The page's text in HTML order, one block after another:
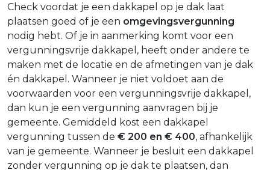
Check voordat je een dakkapel op je dak laat
plaatsen goed of je een omgevingsvergunning
nodig hebt. Of je in aanmerking komt voor een
vergunningsvrije dakkapel, heeft onder andere te
maken met de locatie en de afmetingen van je dak
én dakkapel. Wanneer je niet voldoet aan de
voorwaarden voor een vergunningsvrije dakkapel,
dan kun je een vergunning aanvragen bij je
gemeente. Gemiddeld kost een dakkapel
vergunning tussen de € 200 en € 400, afhankelijk
van je gemeente. Wanneer je besluit een dakkapel
zonder vergunning op je dak te plaatsen, dan